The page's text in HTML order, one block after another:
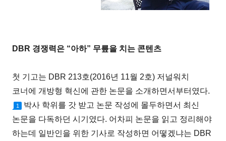
DBR 경쟁력은 “아하” 무릎을 치는 콘텐츠
첫 기고는 DBR 213호(2016년 11월 2호) 저널워치
코너에 개방형 혁신에 관한 논문을 소개하면서부터였다.
1
박사 학위를 갓 받고 논문 작성에 몰두하면서 최신
논문을 다독하던 시기였다. 어차피 논문을 읽고 정리해야
하는데 일반인을 위한 기사로 작성하면 어떻겠냐는 DBR